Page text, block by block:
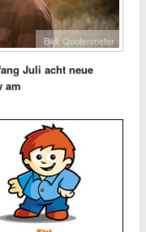
Bild: Quotenmeter
Juli acht neue
am